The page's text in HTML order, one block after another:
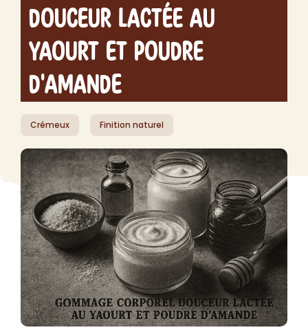
Douceur Lactée au
Yaourt et Poudre
d'Amande
Crémeux Finition naturel